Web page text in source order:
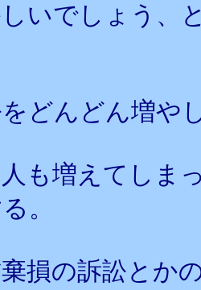
いでしょう、
どんどん増や
も増えてしま
。
損の訴訟とか